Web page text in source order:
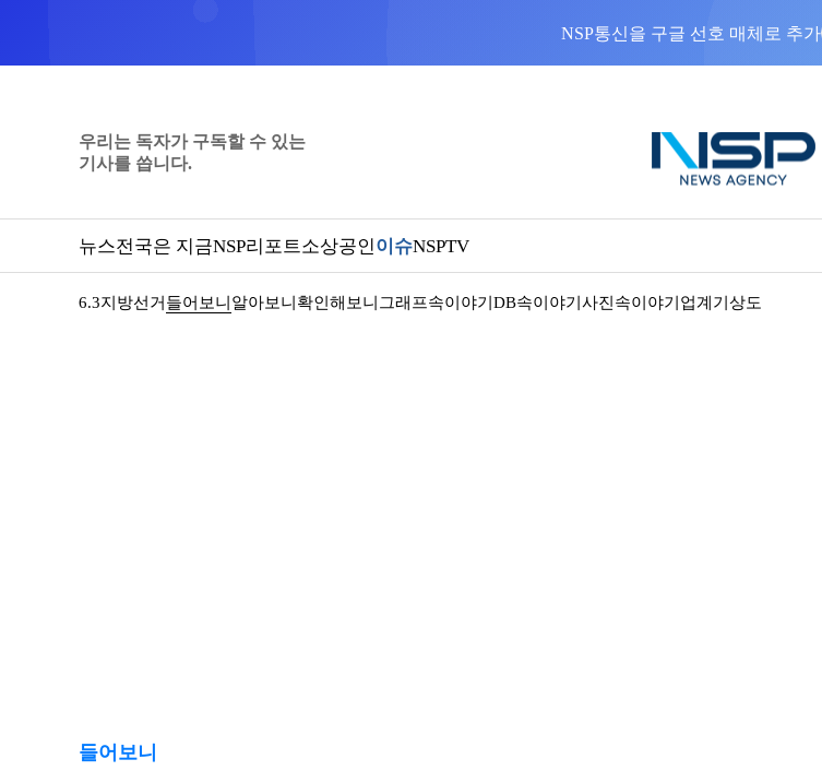
NSP통신을 구글 선호 매체로 추가
우리는 독자가 구독할 수 있는
기사를 씁니다.
뉴스전국은 지금NSP리포트소상공인이슈NSPTV
6.3지방선거 들어보니 알아보니 확인해보니 그래프속이야기 DB속이야기 사진속이야기 업계기상도
들어보니